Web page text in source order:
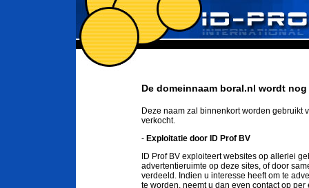
De domeinnaam boral.nl wordt
Deze naam zal binnenkort worden gebruikt
verkocht.
- Exploitatie door ID Prof BV
ID Prof BV exploiteert websites op allerlei
advertentieruimte op deze sites, of door
verdeeld. Indien u interesse heeft om te
te worden, neemt u dan even contact op